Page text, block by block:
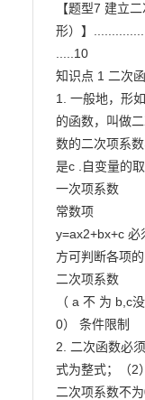
【题型7 建立
形）】
.....10
知识点 1 二次
1. 一般地，形
的函数，叫做
数的二次项系
是c .自变量的
一次项系数
常数项
y=ax2+bx+c 必
方可判断各项
二次项系数
（ a 不 为 b,c
0） 条件限制
2. 二次函数必
式为整式；（2
二次项系数不为